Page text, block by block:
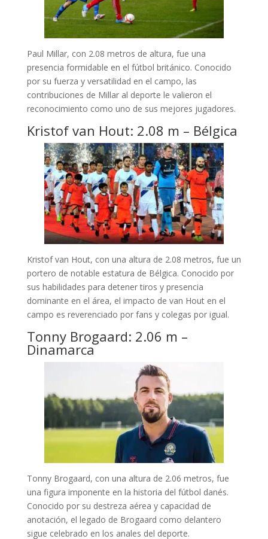
Paul Millar, con 2.08 metros de altura, fue una
presencia formidable en el fútbol británico. Conocido
por su fuerza y versatilidad en el campo, las
contribuciones de Millar al deporte le valieron el
reconocimiento como uno de sus mejores jugadores.
Kristof van Hout: 2.08 m – Bélgica
Kristof van Hout, con una altura de 2.08 metros, fue un
portero de notable estatura de Bélgica. Conocido por
sus habilidades para detener tiros y presencia
dominante en el área, el impacto de van Hout en el
campo es reverenciado por fans y colegas por igual.
Tonny Brogaard: 2.06 m –
Dinamarca
Tonny Brogaard, con una altura de 2.06 metros, fue
una figura imponente en la historia del fútbol danés.
Conocido por su destreza aérea y capacidad de
anotación, el legado de Brogaard como delantero
sigue celebrado en los anales del deporte.